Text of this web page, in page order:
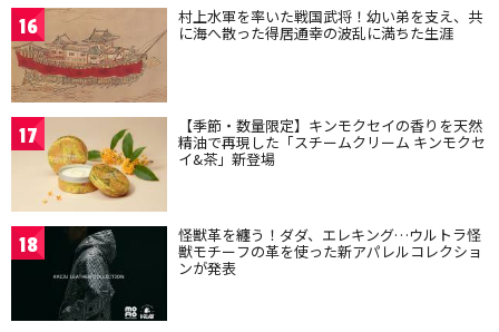
16 村上水軍を率いた戦国武将！幼い弟を支え、共
に海へ散った得居通幸の波乱に満ちた生涯
17 【季節・数量限定】キンモクセイの香りを天然
精油で再現した「スチームクリーム キンモクセ
イ&茶」新登場
18 怪獣革を纏う！ダダ、エレキング…ウルトラ怪
獣モチーフの革を使った新アパレルコレクショ
ンが発表